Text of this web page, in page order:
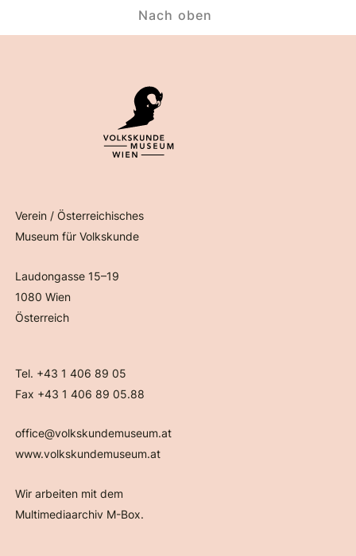
Verein / Österreichisches
Museum für Volkskunde
Laudongasse 15–19
1080 Wien
Österreich
Tel. +43 1 406 89 05
Fax +43 1 406 89 05.88
office@volkskundemuseum.at
www.volkskundemuseum.at
Wir arbeiten mit dem
Multimediaarchiv M-Box.
Nach oben